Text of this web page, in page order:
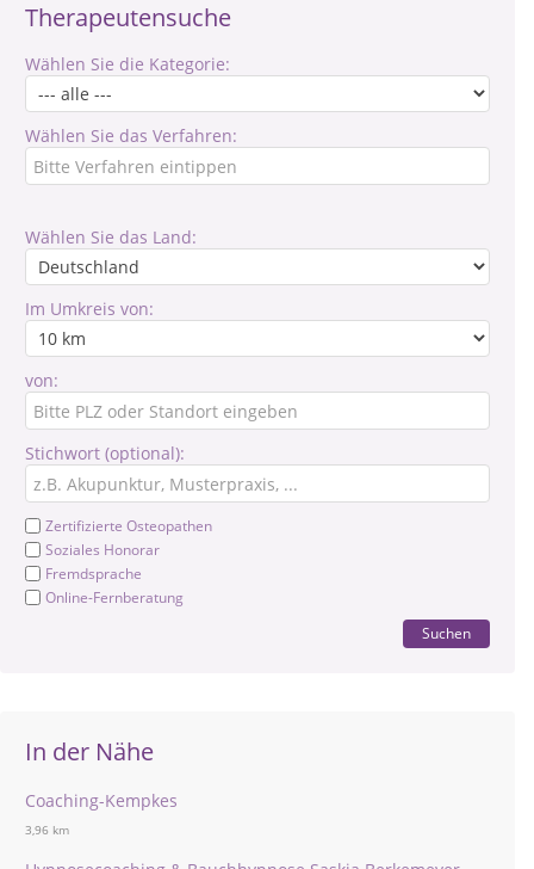
Therapeutensuche
Wählen Sie die Kategorie:
Wählen Sie das Verfahren:
Wählen Sie das Land:
Im Umkreis von:
von:
Stichwort (optional):
Zertifizierte Osteopathen
Soziales Honorar
Fremdsprache
Online-Fernberatung
Suchen
In der Nähe
Coaching-Kempkes
3,96 km